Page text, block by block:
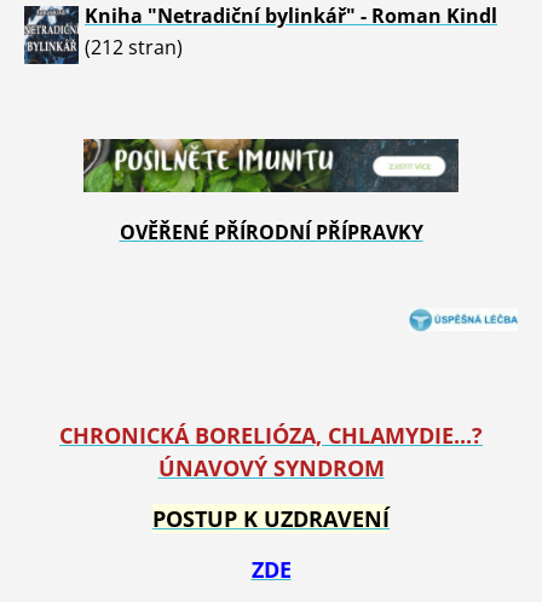
Kniha "Netradiční bylinkář" - Roman Kindl
(212 stran)
OVĚŘENÉ PŘÍRODNÍ PŘÍPRAVKY
CHRONICKÁ BORELIÓZA, CHLAMYDIE...?
ÚNAVOVÝ SYNDROM
POSTUP K UZDRAVENÍ
ZDE